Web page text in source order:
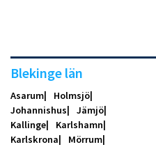
Blekinge län
Asarum
Holmsjö
Johannishus
Jämjö
Kallinge
Karlshamn
Karlskrona
Mörrum